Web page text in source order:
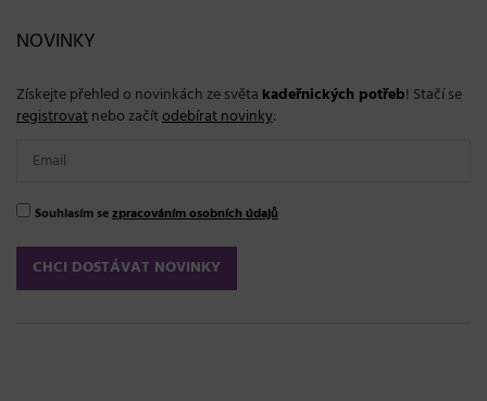
NOVINKY
Získejte přehled o novinkách ze světa kadeřnických potřeb! Stačí se
registrovatnebo začítodebírat novinky:
Souhlasím sezpracováním osobních údajů